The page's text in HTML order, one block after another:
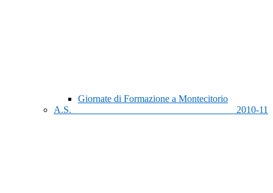
Giornate di Formazione a Montecitorio
A.S. 2010-11